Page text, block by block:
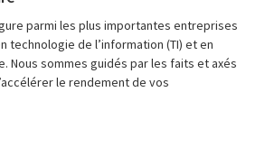
parmi les plus importantes entreprises
technologie de l’information (TI) et en
Nous sommes guidés par les faits et axés
le rendement de vos